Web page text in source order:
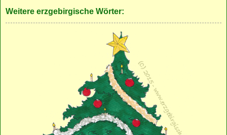
Weitere erzgebirgische Wörter: